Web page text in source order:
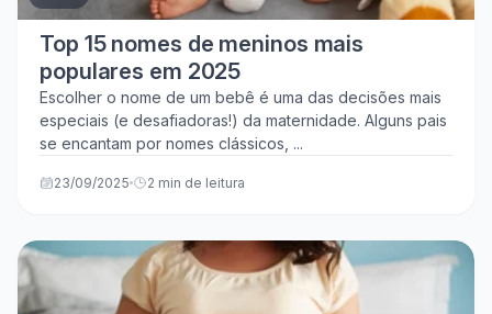
Top 15 nomes de meninos mais
populares em 2025
Escolher o nome de um bebê é uma das decisões mais
especiais (e desafiadoras!) da maternidade. Alguns pais
se encantam por nomes clássicos, ...
23/09/2025 2 min de leitura